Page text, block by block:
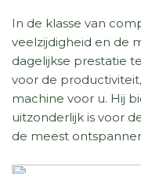
In de klasse van
veelzijdigheid en de
dagelijkse prestatie
voor de
machine voor u. Hij
uitzonderlijk is voor
de meest